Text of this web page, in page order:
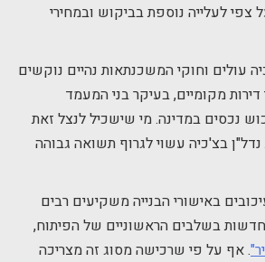
צפי לעלייה נוספת בביקוש ובמחירי
עולים וחוקי המשכנתאות נהיים נוקשים
דירות מקומיים, בעיקר בני המעמד
נכסים במדינה. מי שישכיל לנצל זאת
בצ'כיה עשוי לגרוף תשואה גבוהה
באישורי הבנייה משקיעים רבים
חדשות בשלבים הראשוניים של הפיתוח,
. אף על פי שרכישה מסוג זה מצריכה